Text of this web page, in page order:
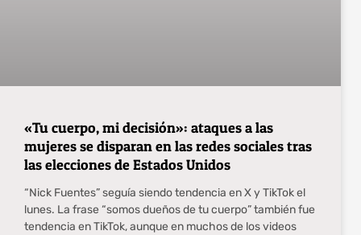
«Tu cuerpo, mi decisión»: ataques a las
mujeres se disparan en las redes sociales tras
las elecciones de Estados Unidos
“Nick Fuentes” seguía siendo tendencia en X y TikTok el
lunes. La frase “somos dueños de tu cuerpo” también fue
tendencia en TikTok, aunque en muchos de los videos